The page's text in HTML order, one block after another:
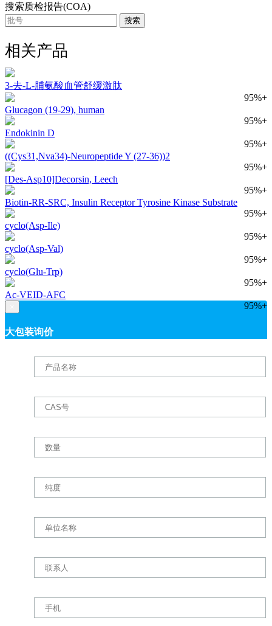
搜索质检报告(COA)
搜索
相关产品
3-去-L-脯氨酸血管舒缓激肽
95%+
Glucagon (19-29), human
95%+
Endokinin D
95%+
((Cys31,Nva34)-Neuropeptide Y (27-36))2
95%+
[Des-Asp10]Decorsin, Leech
95%+
Biotin-RR-SRC, Insulin Receptor Tyrosine Kinase Substrate
95%+
cyclo(Asp-Ile)
95%+
cyclo(Asp-Val)
95%+
cyclo(Glu-Trp)
95%+
Ac-VEID-AFC
95%+
大包装询价